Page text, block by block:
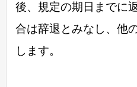
後、規定の期日までに
合は辞退とみなし、他
します。